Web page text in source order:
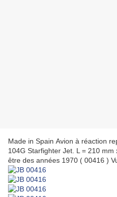
Made in Spain Avion à réaction
104G Starfighter Jet. L = 210
être des années 1970 ( 00416 )